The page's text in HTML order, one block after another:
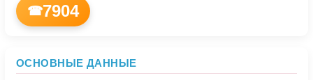
☎7904
ОСНОВНЫЕ ДАННЫЕ